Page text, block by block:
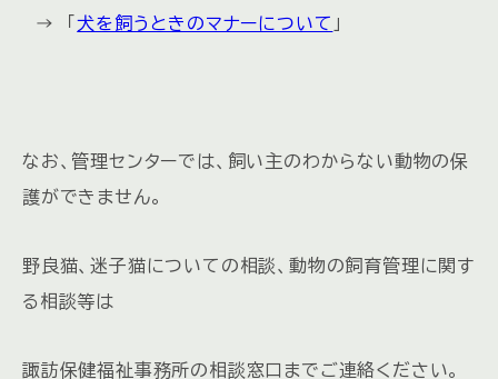
→ 「犬を飼うときのマナーについて 」
なお、管理センターでは、飼い主のわからない動物の保
護ができません。
野良猫、迷子猫についての相談、動物の飼育管理に関す
る相談等は
諏訪保健福祉事務所の相談窓口までご連絡ください。